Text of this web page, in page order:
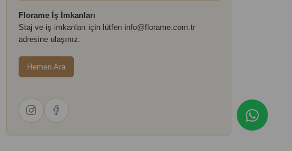
Florame İş İmkanları
Staj ve iş imkanları için lütfen info@florame.com.tr
adresine ulaşınız.
Hemen Ara